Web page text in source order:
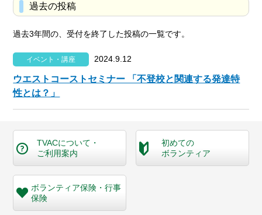
過去の投稿
過去3年間の、受付を終了した投稿の一覧です。
イベント・講座 2024.9.12
ウエストコーストセミナー 「不登校と関連する発達特
性とは？」
TVACについて・
ご利用案内
初めての
ボランティア
ボランティア保険・行事
保険